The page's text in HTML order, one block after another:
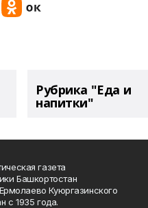
Рубрика "Еда и
напитки"
газета
Башкортостан
Куюргазинского
с 1935 года.